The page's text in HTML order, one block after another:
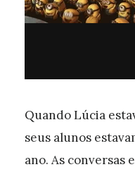
Quando Lúcia
seus alunos
ano. As conversas